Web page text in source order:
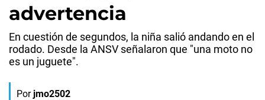
advertencia
En cuestión de segundos, la niña salió andando en el
rodado. Desde la ANSV señalaron que "una moto no
es un juguete".
Por jmo2502